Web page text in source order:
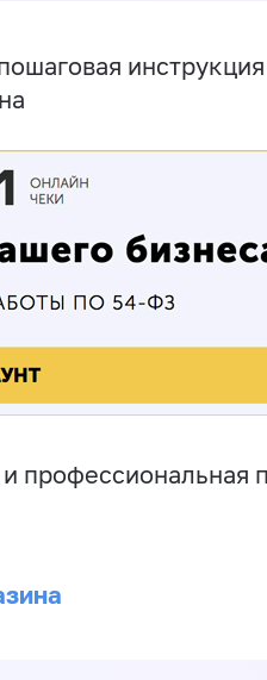
и профессиональная